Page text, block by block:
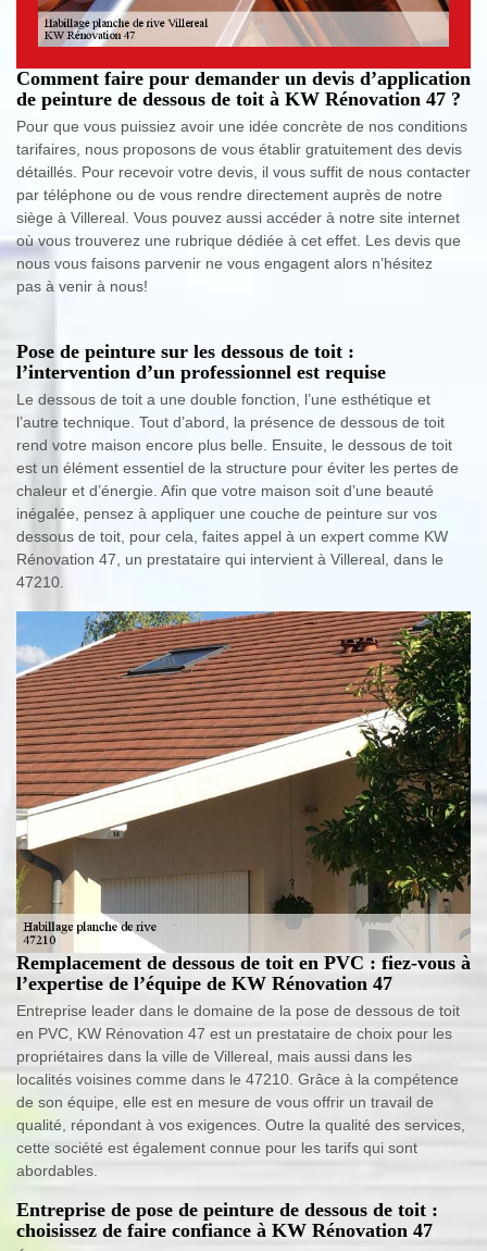
Comment faire pour demander un devis d’application
de peinture de dessous de toit à KW Rénovation 47 ?
Pour que vous puissiez avoir une idée concrète de nos conditions
tarifaires, nous proposons de vous établir gratuitement des devis
détaillés. Pour recevoir votre devis, il vous suffit de nous contacter
par téléphone ou de vous rendre directement auprès de notre
siège à Villereal. Vous pouvez aussi accéder à notre site internet
où vous trouverez une rubrique dédiée à cet effet. Les devis que
nous vous faisons parvenir ne vous engagent alors n’hésitez
pas à venir à nous!
Pose de peinture sur les dessous de toit :
l’intervention d’un professionnel est requise
Le dessous de toit a une double fonction, l’une esthétique et
l’autre technique. Tout d’abord, la présence de dessous de toit
rend votre maison encore plus belle. Ensuite, le dessous de toit
est un élément essentiel de la structure pour éviter les pertes de
chaleur et d’énergie. Afin que votre maison soit d’une beauté
inégalée, pensez à appliquer une couche de peinture sur vos
dessous de toit, pour cela, faites appel à un expert comme KW
Rénovation 47, un prestataire qui intervient à Villereal, dans le
47210.
Remplacement de dessous de toit en PVC : fiez-vous à
l’expertise de l’équipe de KW Rénovation 47
Entreprise leader dans le domaine de la pose de dessous de toit
en PVC, KW Rénovation 47 est un prestataire de choix pour les
propriétaires dans la ville de Villereal, mais aussi dans les
localités voisines comme dans le 47210. Grâce à la compétence
de son équipe, elle est en mesure de vous offrir un travail de
qualité, répondant à vos exigences. Outre la qualité des services,
cette société est également connue pour les tarifs qui sont
abordables.
Entreprise de pose de peinture de dessous de toit :
choisissez de faire confiance à KW Rénovation 47